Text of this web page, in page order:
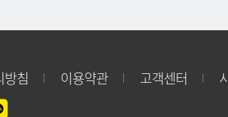
방침 이용약관 고객센터